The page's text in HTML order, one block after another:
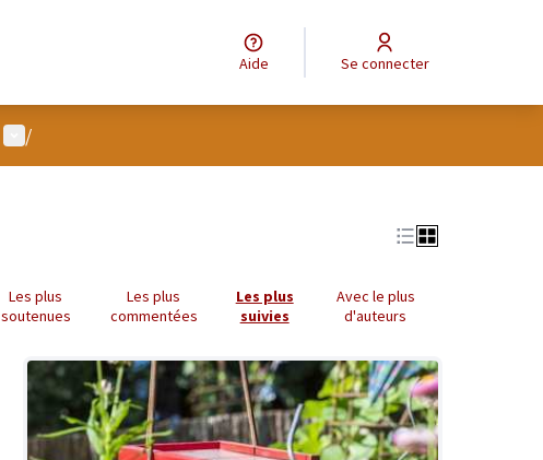
Aide Se connecter
Menu utilisateur
/
Les plus
soutenues
Les plus
commentées
Les plus
suivies
Avec le plus
d'auteurs